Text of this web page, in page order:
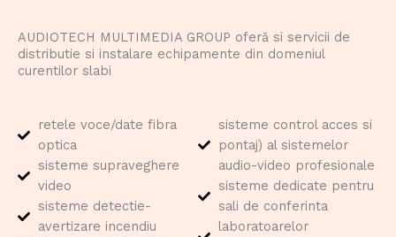
AUDIOTECH MULTIMEDIA GROUP oferă si servicii de
distributie si instalare echipamente din domeniul
curentilor slabi
retele voce/date fibra
optica
sisteme supraveghere
video
sisteme detectie-
avertizare incendiu
sisteme control acces si
pontaj) al sistemelor
audio-video profesionale
sisteme dedicate pentru
sali de conferinta
laboratoarelor